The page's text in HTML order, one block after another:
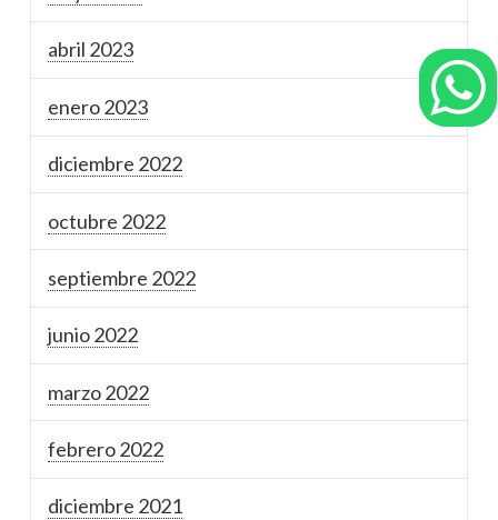
abril 2023
enero 2023
diciembre 2022
octubre 2022
septiembre 2022
junio 2022
marzo 2022
febrero 2022
diciembre 2021